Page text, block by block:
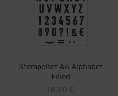
Produktseite
Stempelset A6 Alphabet
Filled
18,90 €